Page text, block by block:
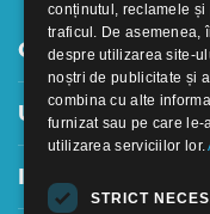
Contul meu
Utile
Informatii
conținutul, reclamele
traficul. De asemenea,
despre utilizarea site-
noștri de publicitate și
combina cu alte
furnizat sau pe care le-
utilizarea serviciilor lor.
STRICT